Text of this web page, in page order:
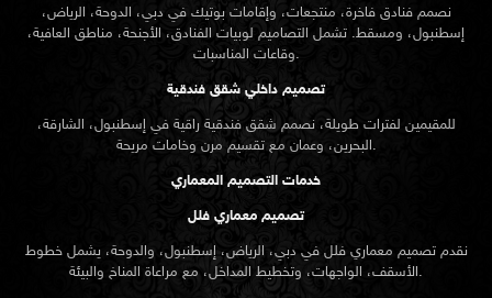
نصمم فنادق فاخرة، منتجعات، وإقامات بوتيك في دبي، الدوحة، الرياض،
إسطنبول، ومسقط. تشمل التصاميم لوبيات الفنادق، الأجنحة، مناطق العافية،
وقاعات المناسبات.
تصميم داخلي شقق فندقية
للمقيمين لفترات طويلة، نصمم شقق فندقية راقية في إسطنبول، الشارقة،
البحرين، وعمان مع تقسيم مرن وخامات مريحة.
خدمات التصميم المعماري
تصميم معماري فلل
نقدمتصميم معماري فلل في دبي، الرياض، إسطنبول، والدوحة، يشمل خطوط
الأسقف، الواجهات، وتخطيط المداخل، مع مراعاة المناخ والبيئة.